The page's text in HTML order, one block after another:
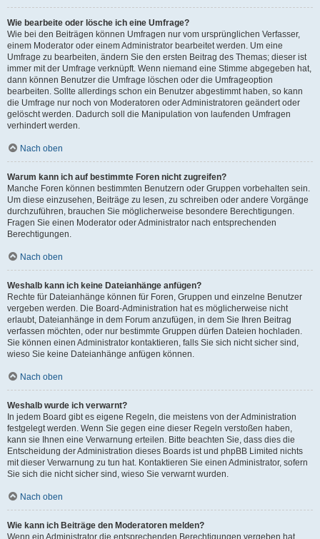
Wie bearbeite oder lösche ich eine Umfrage?
Wie bei den Beiträgen können Umfragen nur vom ursprünglichen Verfasser,
einem Moderator oder einem Administrator bearbeitet werden. Um eine
Umfrage zu bearbeiten, ändern Sie den ersten Beitrag des Themas; dieser ist
immer mit der Umfrage verknüpft. Wenn niemand eine Stimme abgegeben hat,
dann können Benutzer die Umfrage löschen oder die Umfrageoption
bearbeiten. Sollte allerdings schon ein Benutzer abgestimmt haben, so kann
die Umfrage nur noch von Moderatoren oder Administratoren geändert oder
gelöscht werden. Dadurch soll die Manipulation von laufenden Umfragen
verhindert werden.
Nach oben
Warum kann ich auf bestimmte Foren nicht zugreifen?
Manche Foren können bestimmten Benutzern oder Gruppen vorbehalten sein.
Um diese einzusehen, Beiträge zu lesen, zu schreiben oder andere Vorgänge
durchzuführen, brauchen Sie möglicherweise besondere Berechtigungen.
Fragen Sie einen Moderator oder Administrator nach entsprechenden
Berechtigungen.
Nach oben
Weshalb kann ich keine Dateianhänge anfügen?
Rechte für Dateianhänge können für Foren, Gruppen und einzelne Benutzer
vergeben werden. Die Board-Administration hat es möglicherweise nicht
erlaubt, Dateianhänge in dem Forum anzufügen, in dem Sie Ihren Beitrag
verfassen möchten, oder nur bestimmte Gruppen dürfen Dateien hochladen.
Sie können einen Administrator kontaktieren, falls Sie sich nicht sicher sind,
wieso Sie keine Dateianhänge anfügen können.
Nach oben
Weshalb wurde ich verwarnt?
In jedem Board gibt es eigene Regeln, die meistens von der Administration
festgelegt werden. Wenn Sie gegen eine dieser Regeln verstoßen haben,
kann sie Ihnen eine Verwarnung erteilen. Bitte beachten Sie, dass dies die
Entscheidung der Administration dieses Boards ist und phpBB Limited nichts
mit dieser Verwarnung zu tun hat. Kontaktieren Sie einen Administrator, sofern
Sie sich die nicht sicher sind, wieso Sie verwarnt wurden.
Nach oben
Wie kann ich Beiträge den Moderatoren melden?
Wenn ein Administrator die entsprechenden Berechtigungen vergeben hat,